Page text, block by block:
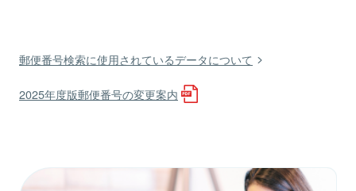
郵便番号検索に使用されているデータについて
2025年度版郵便番号の変更案内